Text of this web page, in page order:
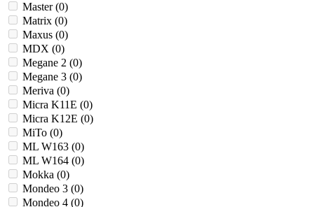
Master (0)
Matrix (0)
Maxus (0)
MDX (0)
Megane 2 (0)
Megane 3 (0)
Meriva (0)
Micra K11E (0)
Micra K12E (0)
MiTo (0)
ML W163 (0)
ML W164 (0)
Mokka (0)
Mondeo 3 (0)
Mondeo 4 (0)